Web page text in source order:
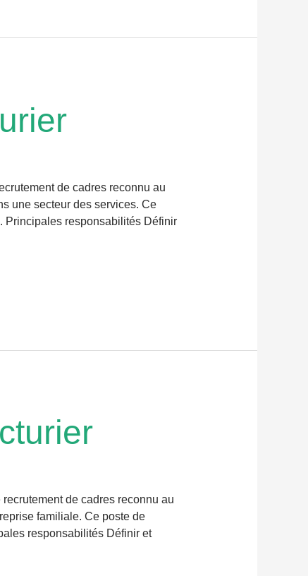
de cadres reconnu au
une secteur des services. Ce
Principales responsabilités Définir
de cadres reconnu au
familiale. Ce poste de
responsabilités Définir et